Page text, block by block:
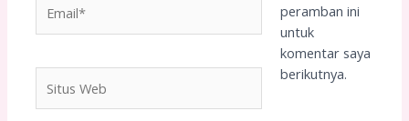
Web
peramban ini
untuk
komentar saya
berikutnya.